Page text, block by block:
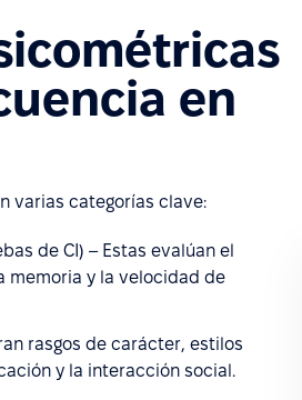
en
varias categorías clave:
de CI) – Estas evalúan el
memoria y la velocidad de
rasgos de carácter, estilos
y la interacción social.